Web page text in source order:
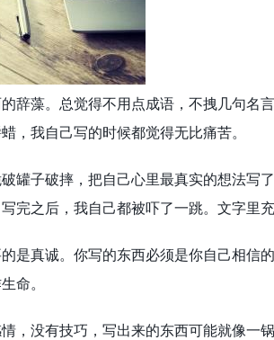
辞藻。总觉得不用点成语，不拽几句
，我自己写的时候都觉得无比痛苦。
罐子破摔，把自己心里最真实的想法
完之后，我自己都被吓了一跳。文字里
是真诚。你写的东西必须是你自己相
命。
，没有技巧，写出来的东西可能就像一